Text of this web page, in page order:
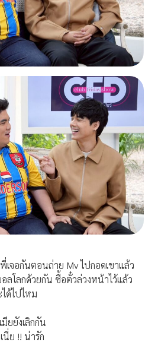
จอกันตอนถ่าย Mv ไปกอดเขาแล้ว
ลโลกด้วยกัน ซื้อตั๋วล่วงหน้าไว้แล้ว
ด้ไปไหม
ยยังเลิกกัน
ย !! น่ารัก